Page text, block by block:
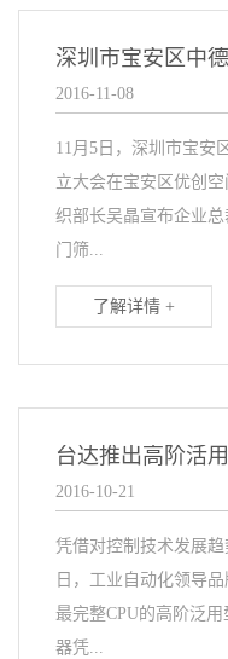
2016-11-08
11月5日，深圳市宝安
立大会在宝安区优创
织部长吴晶宣布企业
门筛...
了解详情 +
台达推出高阶活
2016-10-21
凭借对控制技术发展
日，工业自动化领导
最完整CPU的高阶泛
器凭...